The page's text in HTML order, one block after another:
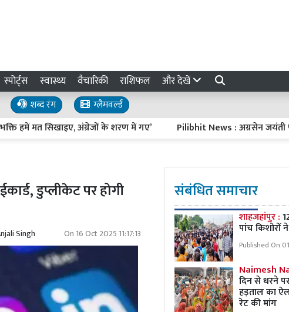
स्पोर्ट्स स्वास्थ्य वैचारिकी राशिफल और देखें
शब्द रंग
ग्लैमवर्ल्ड
मत सिखाइए, अंग्रेजों के शरण में गए’ Pilibhit News : अग्रसेन जयंती पर
डुप्लीकेट पर होगी
Singh On 16 Oct 2025 11:17:13
संबंधित समाचार
शाहजहांपुर :
पांच किशोरों
Published On
Naimesh
दिन से धरने
हड़ताल का
रेट की मांग